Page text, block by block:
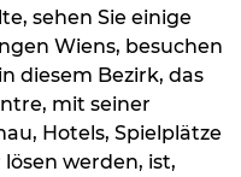
sehen Sie einige
Wiens, besuchen
diesem Bezirk, das
mit seiner
Hotels, Spielplätze
lösen werden, ist,